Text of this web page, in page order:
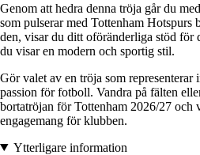
Genom att hedra denna tröja går du
som pulserar med Tottenham Hotspurs
den, visar du ditt oföränderliga stöd för
du visar en modern och sportig stil.
Gör valet av en tröja som representerar
passion för fotboll. Vandra på fälten
bortatröjan för Tottenham 2026/27 och
engagemang för klubben.
Ytterligare information